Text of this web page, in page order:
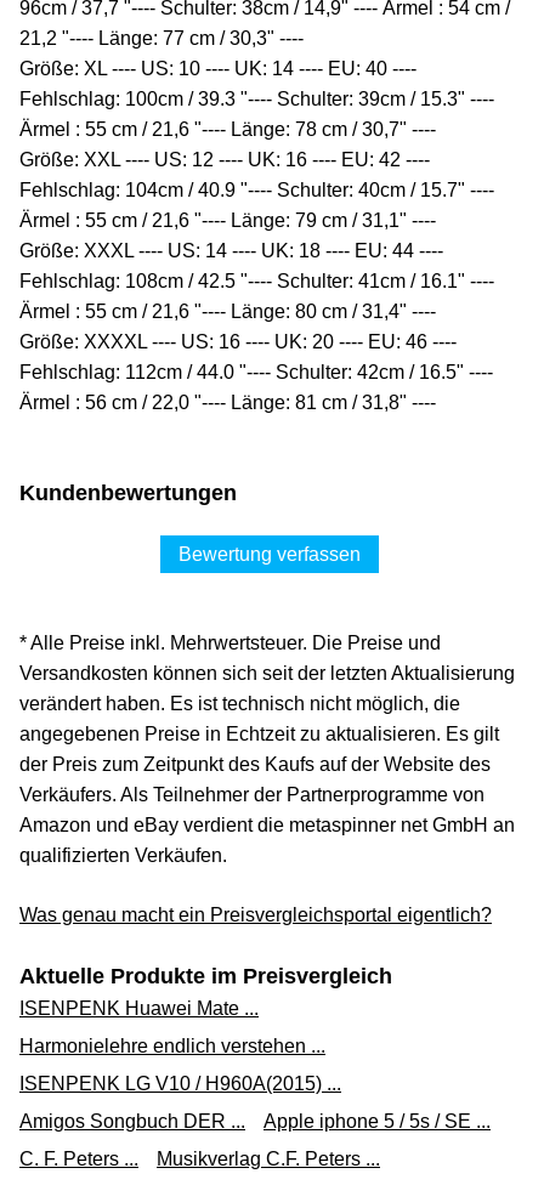
96cm / 37,7 "---- Schulter: 38cm / 14,9" ---- Ärmel : 54 cm /
21,2 "---- Länge: 77 cm / 30,3" ----
Größe: XL ---- US: 10 ---- UK: 14 ---- EU: 40 ----
Fehlschlag: 100cm / 39.3 "---- Schulter: 39cm / 15.3" ----
Ärmel : 55 cm / 21,6 "---- Länge: 78 cm / 30,7" ----
Größe: XXL ---- US: 12 ---- UK: 16 ---- EU: 42 ----
Fehlschlag: 104cm / 40.9 "---- Schulter: 40cm / 15.7" ----
Ärmel : 55 cm / 21,6 "---- Länge: 79 cm / 31,1" ----
Größe: XXXL ---- US: 14 ---- UK: 18 ---- EU: 44 ----
Fehlschlag: 108cm / 42.5 "---- Schulter: 41cm / 16.1" ----
Ärmel : 55 cm / 21,6 "---- Länge: 80 cm / 31,4" ----
Größe: XXXXL ---- US: 16 ---- UK: 20 ---- EU: 46 ----
Fehlschlag: 112cm / 44.0 "---- Schulter: 42cm / 16.5" ----
Ärmel : 56 cm / 22,0 "---- Länge: 81 cm / 31,8" ----
Kundenbewertungen
Bewertung verfassen
* Alle Preise inkl. Mehrwertsteuer. Die Preise und
Versandkosten können sich seit der letzten Aktualisierung
verändert haben. Es ist technisch nicht möglich, die
angegebenen Preise in Echtzeit zu aktualisieren. Es gilt
der Preis zum Zeitpunkt des Kaufs auf der Website des
Verkäufers. Als Teilnehmer der Partnerprogramme von
Amazon und eBay verdient die metaspinner net GmbH an
qualifizierten Verkäufen.
Was genau macht ein Preisvergleichsportal eigentlich?
Aktuelle Produkte im Preisvergleich
ISENPENK Huawei Mate ...
Harmonielehre endlich verstehen ...
ISENPENK LG V10 / H960A(2015) ...
Amigos Songbuch DER ...
Apple iphone 5 / 5s / SE ...
C. F. Peters ...
Musikverlag C.F. Peters ...